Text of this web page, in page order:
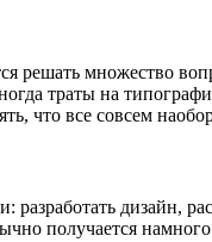
решать множество
траты на
что все совсем
дизайн,
получается